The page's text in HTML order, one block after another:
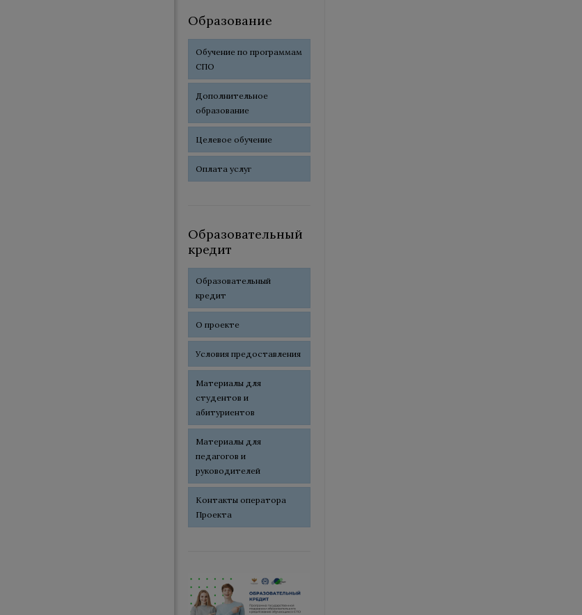
Образование
Обучение по программам
СПО
Дополнительное
образование
Целевое обучение
Оплата услуг
Образовательный
кредит
Образовательный
кредит
О проекте
Условия предоставления
Материалы для
студентов и
абитуриентов
Материалы для
педагогов и
руководителей
Контакты оператора
Проекта